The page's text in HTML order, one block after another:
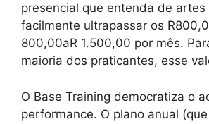
presencial que entenda de artes
facilmente ultrapassar os R
800,00aR 1.500,00 por mês.
maioria dos praticantes, esse
O Base Training democratiza o
performance. O plano anual